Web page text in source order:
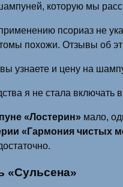
которую мы
псориаз не
похожи. Отзывы об
узнаете и цену на
я не стала включать
«Лостерин» мало,
«Гармония чистых
«Сульсена»